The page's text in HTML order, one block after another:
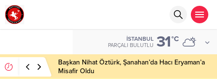
İSTANBUL
PARÇALI BULUTLU 31°C
Başkan Nihat Öztürk, Şanahan’da Hacı Eryaman’a
Misafir Oldu